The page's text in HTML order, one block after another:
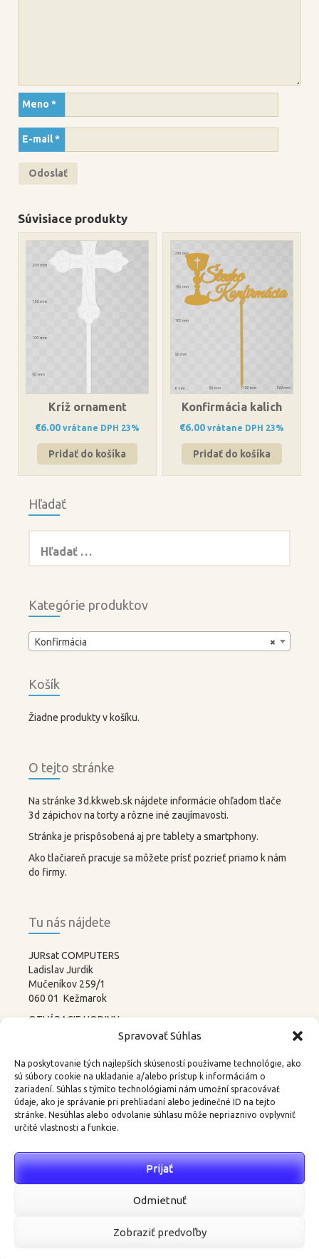
Spravovať Súhlas
Na poskytovanie tých najlepších skúseností používame technológie, ako
sú súbory cookie na ukladanie a/alebo prístup k informáciám o
zariadení. Súhlas s týmito technológiami nám umožní spracovávať
údaje, ako je správanie pri prehliadaní alebo jedinečné ID na tejto
stránke. Nesúhlas alebo odvolanie súhlasu môže nepriaznivo ovplyvniť
určité vlastnosti a funkcie.
Prijať
Odmietnuť
Zobraziť predvoľby
Meno *
E-mail*
Súvisiace produkty
Kríž ornament
€6.00 vrátane DPH 23%
Pridať do košíka
Konfirmácia kalich
€6.00 vrátane DPH 23%
Pridať do košíka
Hľadať
Kategórie produktov
×
Konfirmácia
Košík
Žiadne produkty v košíku.
O tejto stránke
Na stránke 3d.kkweb.sk nájdete informácie ohľadom tlače
3d zápichov na torty a rôzne iné zaujímavosti.
Stránka je prispôsobená aj pre tablety a smartphony.
Ako tlačiareň pracuje sa môžete prísť pozrieť priamo k nám
do firmy.
Tu nás nájdete
JURsat COMPUTERS
Ladislav Jurdik
Mučeníkov 259/1
060 01 Kežmarok
OTVÁRACIE HODINY:
PONDELOK – PIATOK
SOBOTA – NEDEĽA
ZATVORENÉ
tel.: 052 4522367, 0905 219488
email:3d@kkweb.sk
Najnovšie komentáre